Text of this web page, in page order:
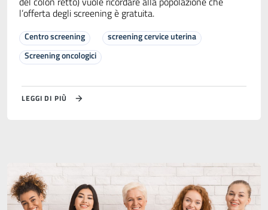
l’offerta degli screening è gratuita.
Centro screening
screening cervice uterina
Screening oncologici
LEGGI DI PIÙ